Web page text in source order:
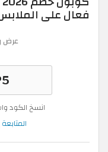
فعال على
عرض
انسخ الكود